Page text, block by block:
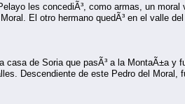
les concediÃ³, como armas, un
El otro hermano quedÃ³ en el valle
casa de Soria que pasÃ³ a la MontaÃ±a
Descendiente de este Pedro del Moral,